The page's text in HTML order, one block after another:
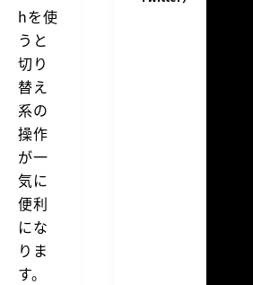
hを使
うと
切り
替え
系の
操作
が一
気に
便利
にな
りま
す。